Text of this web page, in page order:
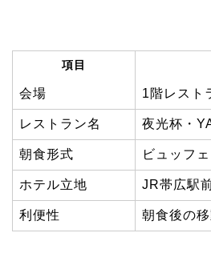
項目
会場 1階レスト
レストラン名 夜光杯・
朝食形式 ビュッフェ
ホテル立地 JR帯広駅
利便性 朝食後の